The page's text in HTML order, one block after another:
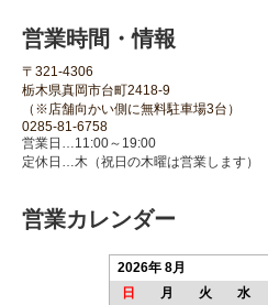
営業時間・情報
〒321-4306
栃木県真岡市台町2418-9
（※店舗向かい側に無料駐車場3台）
0285-81-6758
営業日…11:00～19:00
定休日…木（祝日の木曜は営業します）
営業カレンダー
2026年 8月
日
月 火 水